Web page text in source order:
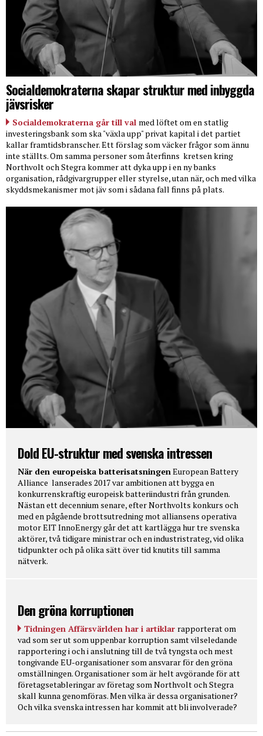
Socialdemokraterna skapar struktur med inbyggda
jävsrisker
Socialdemokraterna går till val med löftet om en statlig
investeringsbank som ska "växla upp" privat kapital i det partiet
kallar framtidsbranscher. Ett förslag som väcker frågor som ännu
inte ställts. Om samma personer som återfinns kretsen kring
Northvolt och Stegra kommer att dyka upp i en ny banks
organisation, rådgivargrupper eller styrelse, utan när, och med vilka
skyddsmekanismer mot jäv som i sådana fall finns på plats.
Dold EU-struktur med svenska intressen
När den europeiska batterisatsningen European Battery
Alliance lanserades 2017 var ambitionen att bygga en
konkurrenskraftig europeisk batteriindustri från grunden.
Nästan ett decennium senare, efter Northvolts konkurs och
med en pågående brottsutredning mot alliansens operativa
motor EIT InnoEnergy går det att kartlägga hur tre svenska
aktörer, två tidigare ministrar och en industristrateg, vid olika
tidpunkter och på olika sätt över tid knutits till samma
nätverk.
Den gröna korruptionen
Tidningen Affärsvärlden har i artiklar rapporterat om
vad som ser ut som uppenbar korruption samt vilseledande
rapportering i och i anslutning till de två tyngsta och mest
tongivande EU-organisationer som ansvarar för den gröna
omställningen. Organisationer som är helt avgörande för att
företagsetableringar av företag som Northvolt och Stegra
skall kunna genomföras. Men vilka är dessa organisationer?
Och vilka svenska intressen har kommit att bli involverade?